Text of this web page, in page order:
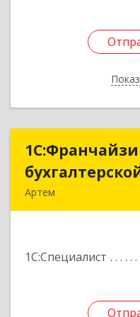
Артем
1С:Специалист